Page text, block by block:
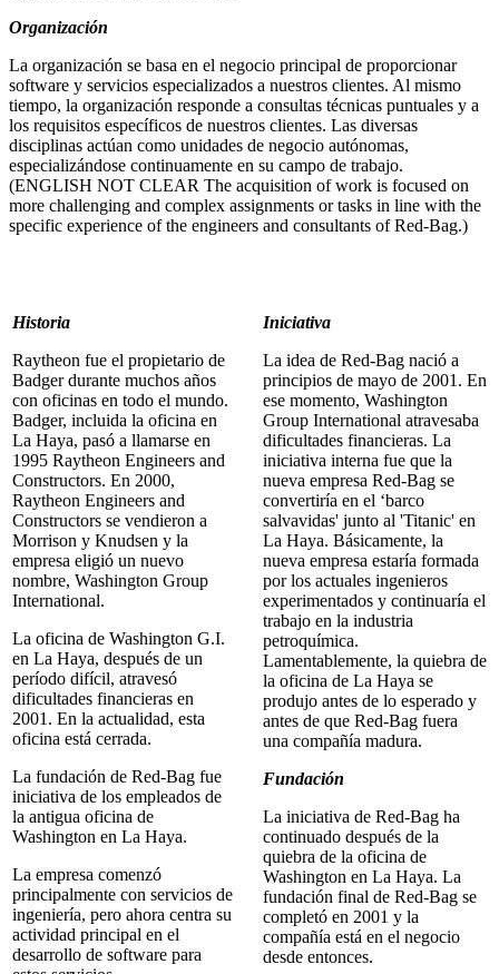
Organización
La organización se basa en el negocio principal de proporcionar
software y servicios especializados a nuestros clientes. Al mismo
tiempo, la organización responde a consultas técnicas puntuales y a
los requisitos específicos de nuestros clientes. Las diversas
disciplinas actúan como unidades de negocio autónomas,
especializándose continuamente en su campo de trabajo.
(ENGLISH NOT CLEAR The acquisition of work is focused on
more challenging and complex assignments or tasks in line with the
specific experience of the engineers and consultants of Red-Bag.)
Historia
Raytheon fue el propietario de
Badger durante muchos años
con oficinas en todo el mundo.
Badger, incluida la oficina en
La Haya, pasó a llamarse en
1995 Raytheon Engineers and
Constructors. En 2000,
Raytheon Engineers and
Constructors se vendieron a
Morrison y Knudsen y la
empresa eligió un nuevo
nombre, Washington Group
International.
La oficina de Washington G.I.
en La Haya, después de un
período difícil, atravesó
dificultades financieras en
2001. En la actualidad, esta
oficina está cerrada.
La fundación de Red-Bag fue
iniciativa de los empleados de
la antigua oficina de
Washington en La Haya.
La empresa comenzó
principalmente con servicios de
ingeniería, pero ahora centra su
actividad principal en el
desarrollo de software para
Iniciativa
La idea de Red-Bag nació a
principios de mayo de 2001. En
ese momento, Washington
Group International atravesaba
dificultades financieras. La
iniciativa interna fue que la
nueva empresa Red-Bag se
convertiría en el ‘barco
salvavidas' junto al 'Titanic' en
La Haya. Básicamente, la
nueva empresa estaría formada
por los actuales ingenieros
experimentados y continuaría el
trabajo en la industria
petroquímica.
Lamentablemente, la quiebra de
la oficina de La Haya se
produjo antes de lo esperado y
antes de que Red-Bag fuera
una compañía madura.
Fundación
La iniciativa de Red-Bag ha
continuado después de la
quiebra de la oficina de
Washington en La Haya. La
fundación final de Red-Bag se
completó en 2001 y la
compañía está en el negocio
desde entonces.